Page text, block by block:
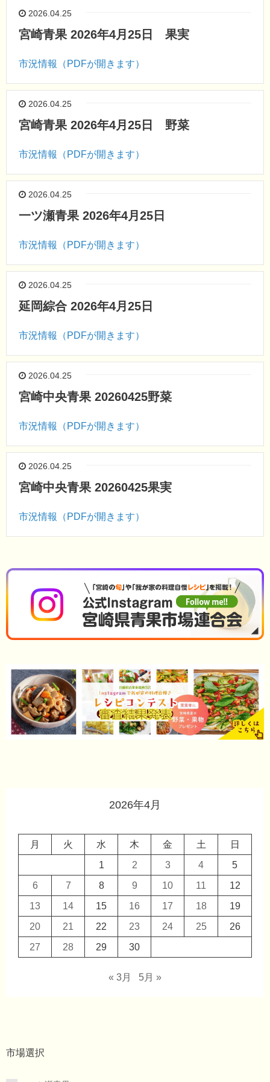
2026.04.25
宮崎青果 2026年4月25日 果実
市況情報（PDFが開きます）
2026.04.25
宮崎青果 2026年4月25日 野菜
市況情報（PDFが開きます）
2026.04.25
一ツ瀬青果 2026年4月25日
市況情報（PDFが開きます）
2026.04.25
延岡綜合 2026年4月25日
市況情報（PDFが開きます）
2026.04.25
宮崎中央青果 20260425野菜
市況情報（PDFが開きます）
2026.04.25
宮崎中央青果 20260425果実
市況情報（PDFが開きます）
2026年4月
月 火 水 木 金 土
日
1
2 3 4
5
6
7 8 9 10 11
12
13
14 15 16 17 18
19
20
21 22 23 24 25
26
27
28 29 30
« 3月 5月 »
市場選択